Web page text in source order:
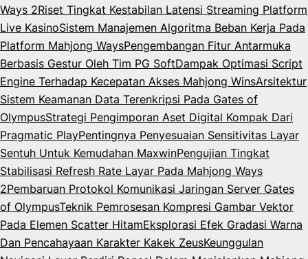
Ways 2Riset Tingkat Kestabilan Latensi Streaming Platform
Live KasinoSistem Manajemen Algoritma Beban Kerja Pada
Platform Mahjong WaysPengembangan Fitur Antarmuka
Berbasis Gestur Oleh Tim PG SoftDampak Optimasi Script
Engine Terhadap Kecepatan Akses Mahjong WinsArsitektur
Sistem Keamanan Data Terenkripsi Pada Gates of
OlympusStrategi Pengimporan Aset Digital Kompak Dari
Pragmatic PlayPentingnya Penyesuaian Sensitivitas Layar
Sentuh Untuk Kemudahan MaxwinPengujian Tingkat
Stabilisasi Refresh Rate Layar Pada Mahjong Ways
2Pembaruan Protokol Komunikasi Jaringan Server Gates
of OlympusTeknik Pemrosesan Kompresi Gambar Vektor
Pada Elemen Scatter HitamEksplorasi Efek Gradasi Warna
Dan Pencahayaan Karakter Kakek ZeusKeunggulan